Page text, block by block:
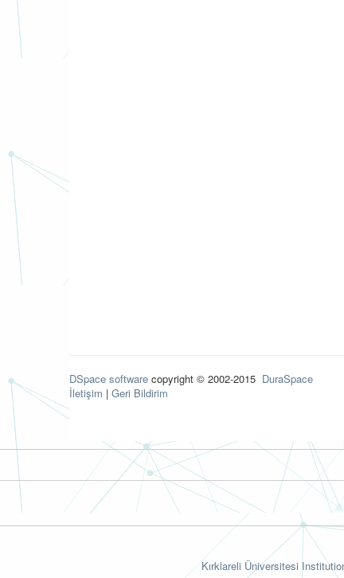
DSpace software copyright © 2002-2015 DuraSpace
İletişim | Geri Bildirim
Kırklareli Üniversitesi